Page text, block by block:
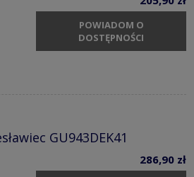
POWIADOM O
DOSTĘPNOŚCI
GU943DEK41
286,90 zł